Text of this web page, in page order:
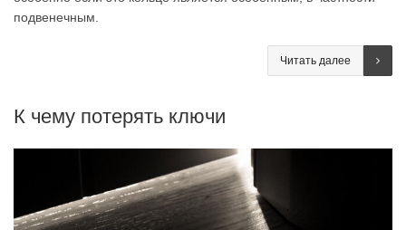
подвенечным.
Читать далее
К чему потерять ключи